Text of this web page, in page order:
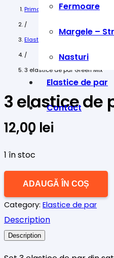
Fermoare
Margele –
Nasturi
Elastice de par
Contact
Prima pagină
/
Elastice de par
/
3 elastice de par Green Mix
3 elastice de
12,00 lei
1 în stoc
Cantitate
3
elastice
de
par
Green
ADAUGĂ ÎN COȘ
Category: Elastice de par
Description
Description